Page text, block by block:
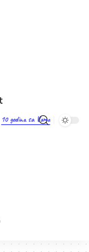
10 godina sa Vama